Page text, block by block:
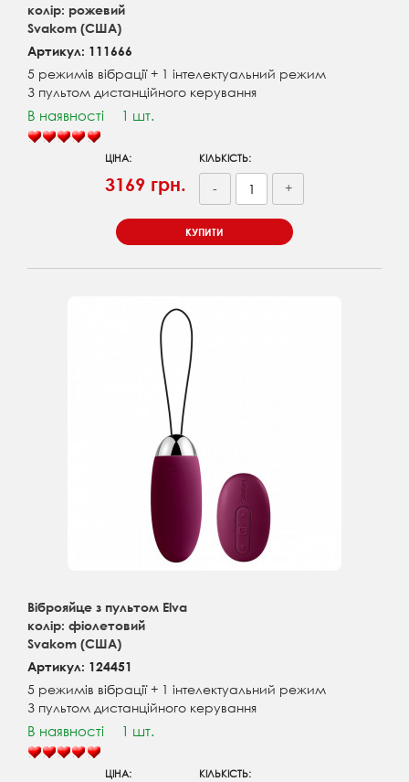
колір: рожевий
Svakom (США)
Артикул: 111666
5 режимів вібрації + 1 інтелектуальний режим
З пультом дистанційного керування
В наявності 1 шт.
ЦІНА:
3169 грн.
КІЛЬКІСТЬ:
- +
КУПИТИ
Віброяйце з пультом Elva
колір: фіолетовий
Svakom (США)
Артикул: 124451
5 режимів вібрації + 1 інтелектуальний режим
З пультом дистанційного керування
В наявності 1 шт.
ЦІНА: КІЛЬКІСТЬ: